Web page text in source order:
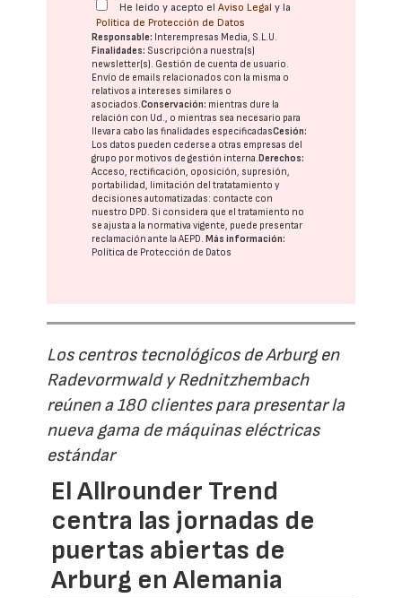
He leído y acepto elAviso Legal y la
Política de Protección de Datos
Responsable: Interempresas Media, S.L.U.
Finalidades: Suscripción a nuestra(s)
newsletter(s). Gestión de cuenta de usuario.
Envío de emails relacionados con la misma o
relativos a intereses similares o
asociados.Conservación: mientras dure la
relación con Ud., o mientras sea necesario para
llevar a cabo las finalidades especificadasCesión:
Los datos pueden cederse a otras empresas del
grupo por motivos de gestión interna. Derechos:
Acceso, rectificación, oposición, supresión,
portabilidad, limitación del tratatamiento y
decisiones automatizadas: contacte con
nuestro DPD. Si considera que el tratamiento no
se ajusta a la normativa vigente, puede presentar
reclamación ante laAEPD. Más información:
Política de Protección de Datos
Los centros tecnológicos de Arburg en
Radevormwald y Rednitzhembach
reúnen a 180 clientes para presentar la
nueva gama de máquinas eléctricas
estándar
El Allrounder Trend
centra las jornadas de
puertas abiertas de
Arburg en Alemania